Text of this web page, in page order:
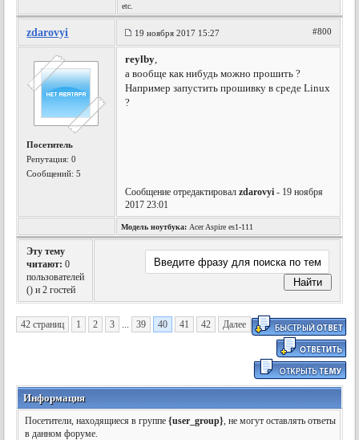
etc.
zdarovyi 19 ноября 2017 15:27 #800
Посетитель
Репутация:0
Сообщений: 5
reylby,
а вообще как нибудь можно прошить ?
Например запустить прошивку в среде Linux
?
Сообщение отредактировалzdarovyi - 19 ноября
2017 23:01
Модель ноутбука: Acer Aspire es1-111
Эту тему
читают: 0
пользователей
() и 2 гостей
42 страниц 1 2 3 ... 39 40 41 42 Далее
Информация
Посетители, находящиеся в группе{user_group}, не могут оставлять ответы
в данном форуме.